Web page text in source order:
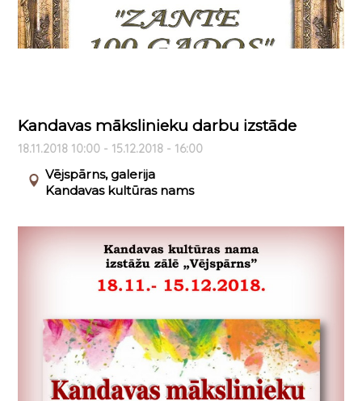
Kandavas mākslinieku darbu izstāde
18.11.2018 10:00 - 15.12.2018 - 16:00
Vējspārns, galerija
Kandavas kultūras nams